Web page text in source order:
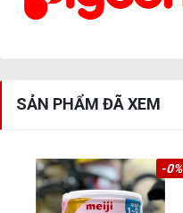
SẢN PHẨM ĐÃ XEM
-0%